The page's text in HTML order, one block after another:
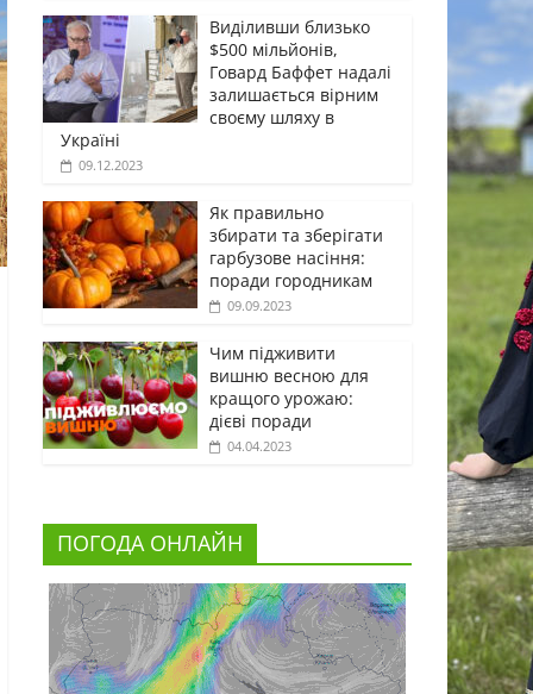
Виділивши близько
$500 мільйонів,
Говард Баффет надалі
залишається вірним
своєму шляху в
Україні
09.12.2023
Як правильно
збирати та зберігати
гарбузове насіння:
поради городникам
09.09.2023
Чим підживити
вишню весною для
кращого урожаю:
дієві поради
04.04.2023
ПОГОДА ОНЛАЙН